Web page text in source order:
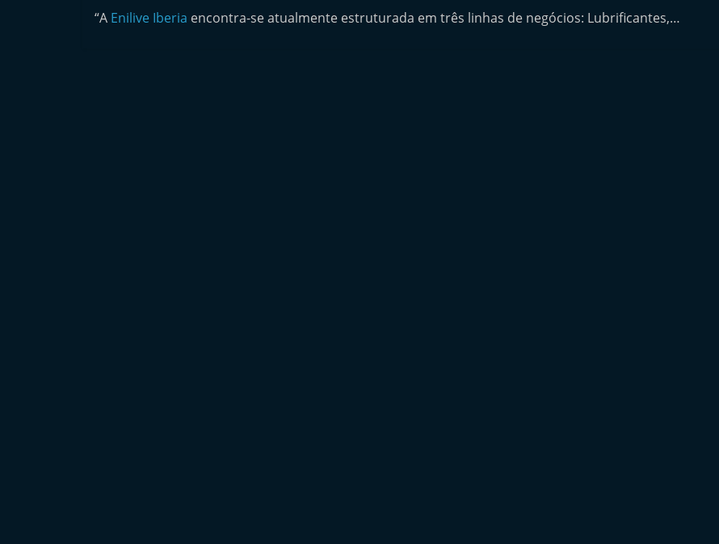
“A Enilive Iberia encontra-se atualmente estruturada em três linhas de negócios: Lubrificantes,…